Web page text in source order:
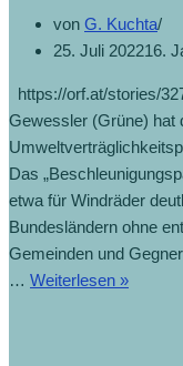
von G. Kuchta
25. Juli 202216.
https://orf.at/stories/
Gewessler (Grüne) hat
Das
etwa für Windräder
Bundesländern ohne
Gemeinden und
… Weiterlesen »